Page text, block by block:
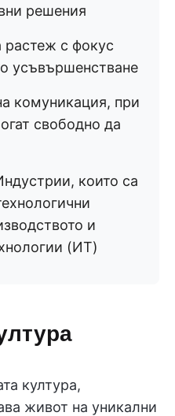
решения
растеж с фокус
усъвършенстване
комуникация, при
свободно да
които са
и
(ИТ)
култура,
живот на уникални